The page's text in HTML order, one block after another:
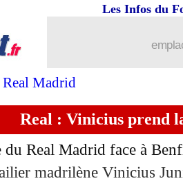
Real Madrid
Les Infos du
Real : Vinicius prend
Real Madrid face à
madrilène Vinicius
buteur, victoire assurée
intéressé par le
ne visait pas Dembélé